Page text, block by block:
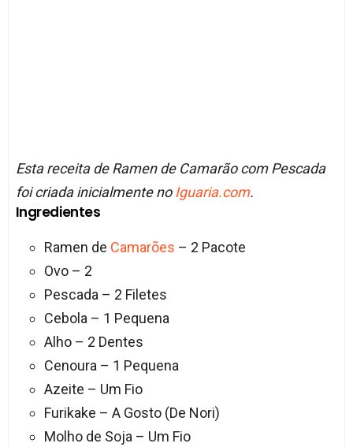
Esta receita de Ramen de Camarão com Pescada
foi criada inicialmente noIguaria.com.
Ingredientes
Ramen de Camarões – 2 Pacote
Ovo – 2
Pescada – 2 Filetes
Cebola – 1 Pequena
Alho – 2 Dentes
Cenoura – 1 Pequena
Azeite – Um Fio
Furikake – A Gosto (De Nori)
Molho de Soja – Um Fio